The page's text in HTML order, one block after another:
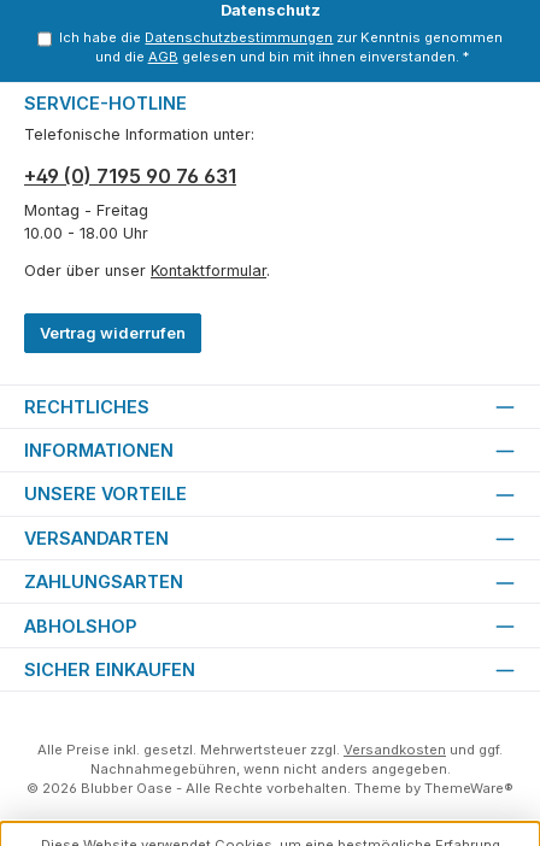
Datenschutz
Ich habe die Datenschutzbestimmungen zur Kenntnis genommen
und die AGB gelesen und bin mit ihnen einverstanden. *
SERVICE-HOTLINE
Telefonische Information unter:
+49 (0) 7195 90 76 631
Montag - Freitag
10.00 - 18.00 Uhr
Oder über unser Kontaktformular.
Vertrag widerrufen
RECHTLICHES
INFORMATIONEN
UNSERE VORTEILE
VERSANDARTEN
ZAHLUNGSARTEN
ABHOLSHOP
SICHER EINKAUFEN
Alle Preise inkl. gesetzl. Mehrwertsteuer zzgl. Versandkosten und ggf.
Nachnahmegebühren, wenn nicht anders angegeben.
© 2026 Blubber Oase - Alle Rechte vorbehalten. Theme by ThemeWare®